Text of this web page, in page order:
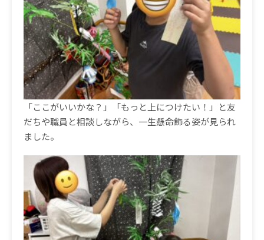
「ここがいいかな？」「もっと上につけたい！」と友
だちや職員と相談しながら、一生懸命飾る姿が見られ
ました。